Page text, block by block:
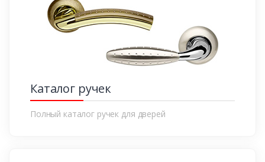
Каталог ручек
Полный каталог ручек для дверей